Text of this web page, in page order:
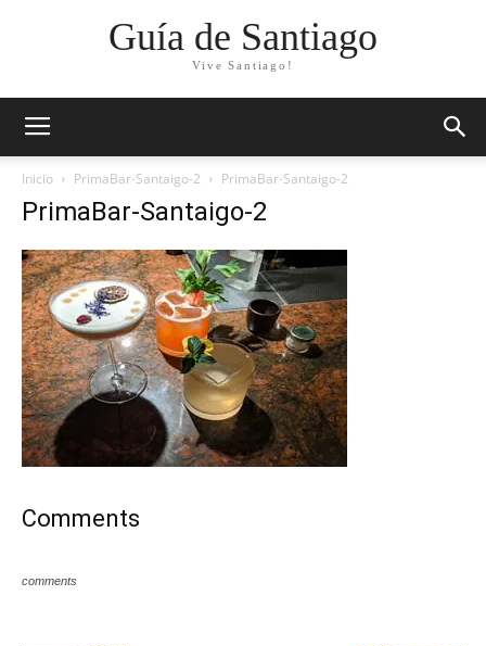
Guía de Santiago
Vive Santiago!
Inicio PrimaBar-Santaigo-2 PrimaBar-Santaigo-2
PrimaBar-Santaigo-2
Comments
comments